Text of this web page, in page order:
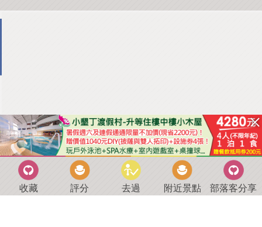
收藏 評分 去過 附近景點 部落客分享